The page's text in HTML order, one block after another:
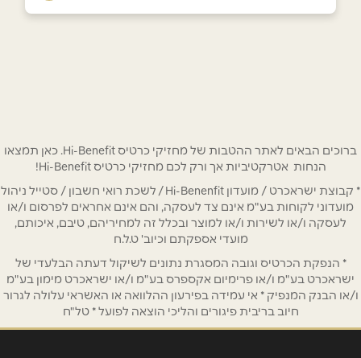
אימייל *
נושא*
אנא חזרו אלי בקשר ל...
הודעה *
ברוכים הבאים לאתר ההטבות של מחזיקי כרטיס Hi-Benefit. כאן תמצאו
הנחות אטרקטיביות אך ורק לכם מחזיקי כרטיס Hi-Benefit!
* קבוצת ישראכרט / מועדון Hi-Benenfit / לשכת רואי חשבון / סטייל ניהול
מועדוני לקוחות בע"מ אינם צד לעסקה, והם אינם אחראים לפרסום ו/או
לעסקה ו/או לשירות ו/או למוצר ובכלל זה למחיריהם, טיבם, איכותם,
מועדי אספקתם וכיוב' ט.ל.ח
* הנפקת הכרטיס וגובה המסגרת נתונים לשיקול דעתה הבלעדי של
ישראכרט בע"מ ו/או פרימיום אקספרס בע"מ ו/או ישראכרט מימון בע"מ
ו/או הבנק המנפיק * אי עמידה בפירעון ההלוואה או האשראי עלולה לגרור
חיוב בריבית פיגורים והליכי הוצאה לפועל * טל"ח